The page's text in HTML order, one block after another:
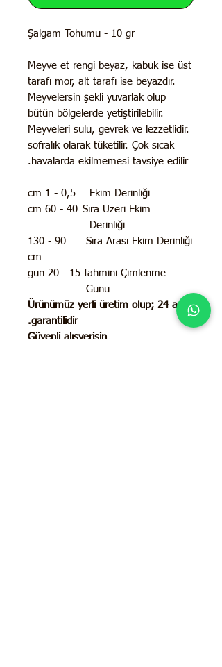
Şalgam Tohumu - 10 gr
Meyve et rengi beyaz, kabuk ise üst
tarafı mor, alt tarafı ise beyazdır.
Meyvelersin şekli yuvarlak olup
bütün bölgelerde yetiştirilebilir.
Meyveleri sulu, gevrek ve lezzetlidir.
sofralık olarak tüketilir. Çok sıcak
havalarda ekilmemesi tavsiye edilir.
Ekim Derinliği
0,5 - 1 cm
Sıra Üzeri Ekim
Derinliği
40 - 60 cm
Sıra Arası Ekim Derinliği
90 - 130
cm
Tahmini Çimlenme
Günü
15 - 20 gün
Ürünümüz yerli üretim olup; 24 ay
garantilidir.
Güvenli alışverişin